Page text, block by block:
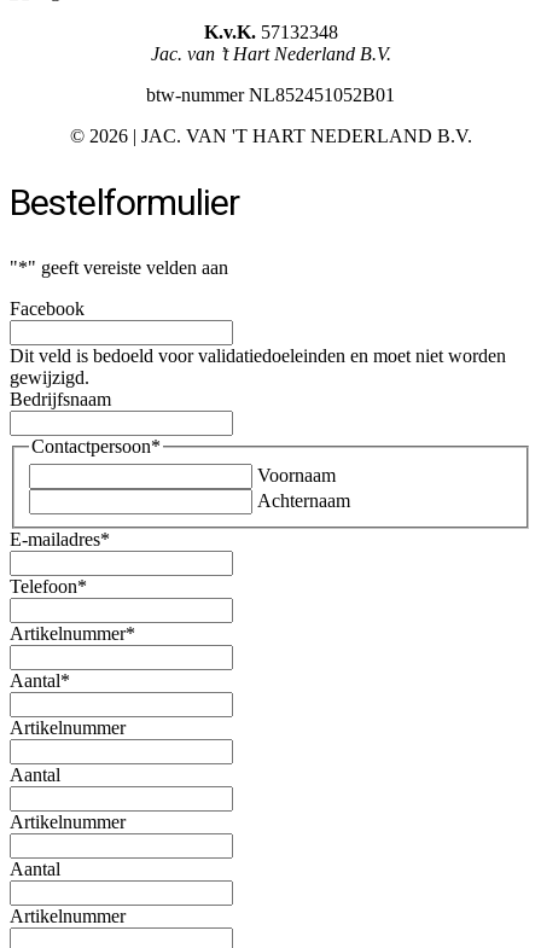
K.v.K.57132348
Jac. van ’t Hart Nederland B.V.
btw-nummer NL852451052B01
© 2026 | JAC. VAN 'T HART NEDERLAND B.V.
Bestelformulier
"*" geeft vereiste velden aan
Facebook
Dit veld is bedoeld voor validatiedoeleinden en moet niet worden
gewijzigd.
Bedrijfsnaam
Contactpersoon*
Voornaam
Achternaam
E-mailadres*
Telefoon*
Artikelnummer*
Aantal*
Artikelnummer
Aantal
Artikelnummer
Aantal
Artikelnummer